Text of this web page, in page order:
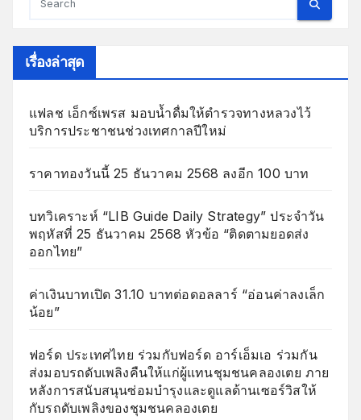
เรื่องล่าสุด
แฟลช เอ็กซ์เพรส มอบน้ำดื่มให้ตำรวจทางหลวงไว้
บริการประชาชนช่วงเทศกาลปีใหม่
ราคาทองวันนี้ 25 ธันวาคม 2568 ลงอีก 100 บาท
บทวิเคราะห์ “LIB Guide Daily Strategy” ประจำวัน
พฤหัสที่ 25 ธันวาคม 2568 หัวข้อ “ติดตามยอดส่ง
ออกไทย”
ค่าเงินบาทเปิด 31.10 บาทต่อดอลลาร์ “อ่อนค่าลงเล็ก
น้อย”
ฟอร์ด ประเทศไทย ร่วมกับฟอร์ด อาร์เอ็มเอ ร่วมกัน
ส่งมอบรถดับเพลิงคืนให้แก่ผู้แทนชุมชนคลองเตย ภาย
หลังการสนับสนุนซ่อมบำรุงและดูแลด้านเซอร์วิสให้
กับรถดับเพลิงของชุมชนคลองเตย